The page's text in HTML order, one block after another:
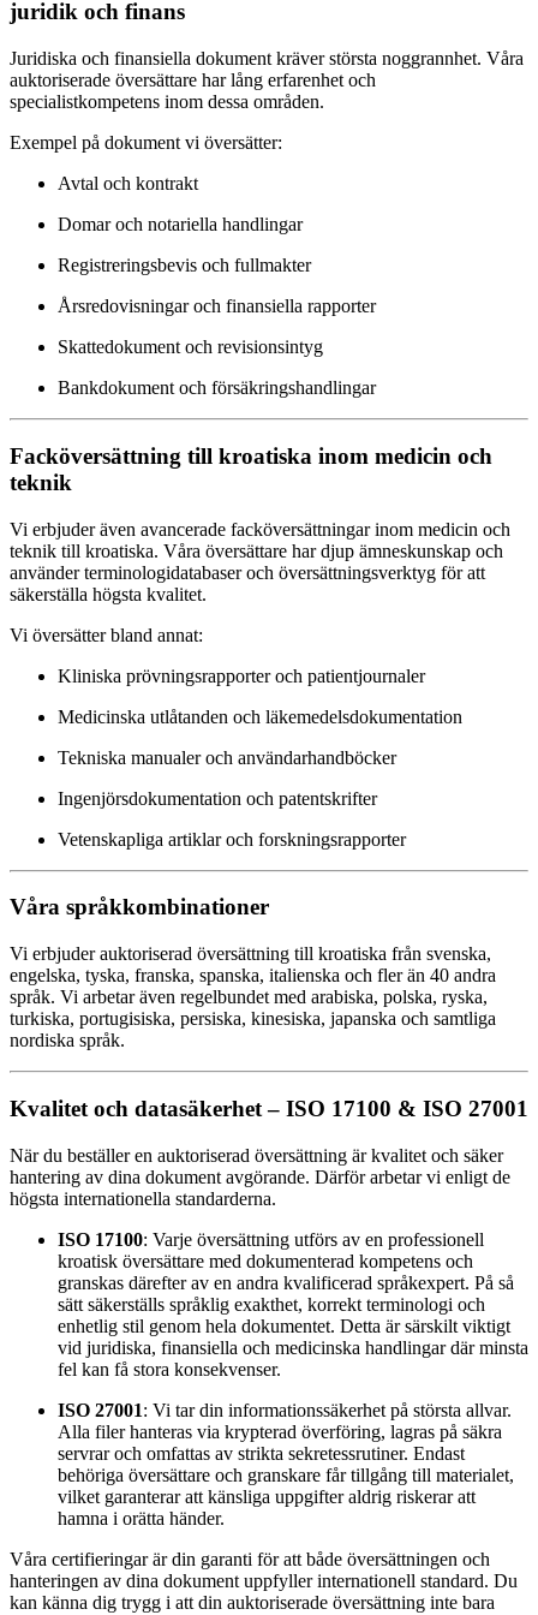
juridik och finans
Juridiska och finansiella dokument kräver största noggrannhet. Våra
auktoriserade översättare har lång erfarenhet och
specialistkompetens inom dessa områden.
Exempel på dokument vi översätter:
Avtal och kontrakt
Domar och notariella handlingar
Registreringsbevis och fullmakter
Årsredovisningar och finansiella rapporter
Skattedokument och revisionsintyg
Bankdokument och försäkringshandlingar
Facköversättning till kroatiska inom medicin och
teknik
Vi erbjuder även avancerade facköversättningar inom medicin och
teknik till kroatiska. Våra översättare har djup ämneskunskap och
använder terminologidatabaser och översättningsverktyg för att
säkerställa högsta kvalitet.
Vi översätter bland annat:
Kliniska prövningsrapporter och patientjournaler
Medicinska utlåtanden och läkemedelsdokumentation
Tekniska manualer och användarhandböcker
Ingenjörsdokumentation och patentskrifter
Vetenskapliga artiklar och forskningsrapporter
Våra språkkombinationer
Vi erbjuder auktoriserad översättning till kroatiska från svenska,
engelska, tyska, franska, spanska, italienska och fler än 40 andra
språk. Vi arbetar även regelbundet med arabiska, polska, ryska,
turkiska, portugisiska, persiska, kinesiska, japanska och samtliga
nordiska språk.
Kvalitet och datasäkerhet – ISO 17100 & ISO 27001
När du beställer en auktoriserad översättning är kvalitet och säker
hantering av dina dokument avgörande. Därför arbetar vi enligt de
högsta internationella standarderna.
ISO 17100: Varje översättning utförs av en professionell
kroatisk översättare med dokumenterad kompetens och
granskas därefter av en andra kvalificerad språkexpert. På så
sätt säkerställs språklig exakthet, korrekt terminologi och
enhetlig stil genom hela dokumentet. Detta är särskilt viktigt
vid juridiska, finansiella och medicinska handlingar där minsta
fel kan få stora konsekvenser.
ISO 27001: Vi tar din informationssäkerhet på största allvar.
Alla filer hanteras via krypterad överföring, lagras på säkra
servrar och omfattas av strikta sekretessrutiner. Endast
behöriga översättare och granskare får tillgång till materialet,
vilket garanterar att känsliga uppgifter aldrig riskerar att
hamna i orätta händer.
Våra certifieringar är din garanti för att både översättningen och
hanteringen av dina dokument uppfyller internationell standard. Du
kan känna dig trygg i att din auktoriserade översättning inte bara